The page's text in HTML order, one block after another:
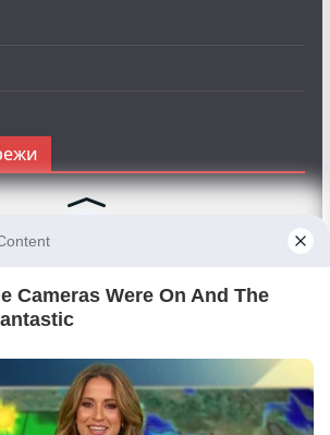
за да сте во тек со најновите